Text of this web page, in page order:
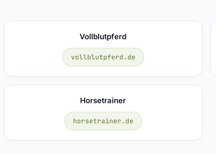
Vollblutpferd
vollblutpferd.de
Horsetrainer
horsetrainer.de